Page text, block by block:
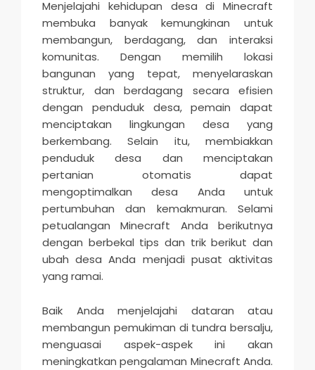
Menjelajahi kehidupan desa di Minecraft
membuka banyak kemungkinan untuk
membangun, berdagang, dan interaksi
komunitas. Dengan memilih lokasi
bangunan yang tepat, menyelaraskan
struktur, dan berdagang secara efisien
dengan penduduk desa, pemain dapat
menciptakan lingkungan desa yang
berkembang. Selain itu, membiakkan
penduduk desa dan menciptakan
pertanian otomatis dapat
mengoptimalkan desa Anda untuk
pertumbuhan dan kemakmuran. Selami
petualangan Minecraft Anda berikutnya
dengan berbekal tips dan trik berikut dan
ubah desa Anda menjadi pusat aktivitas
yang ramai.
Baik Anda menjelajahi dataran atau
membangun pemukiman di tundra bersalju,
menguasai aspek-aspek ini akan
meningkatkan pengalaman Minecraft Anda.